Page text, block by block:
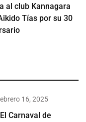
al club Kannagara
Tías por su 30
16, 2025
Carnaval de